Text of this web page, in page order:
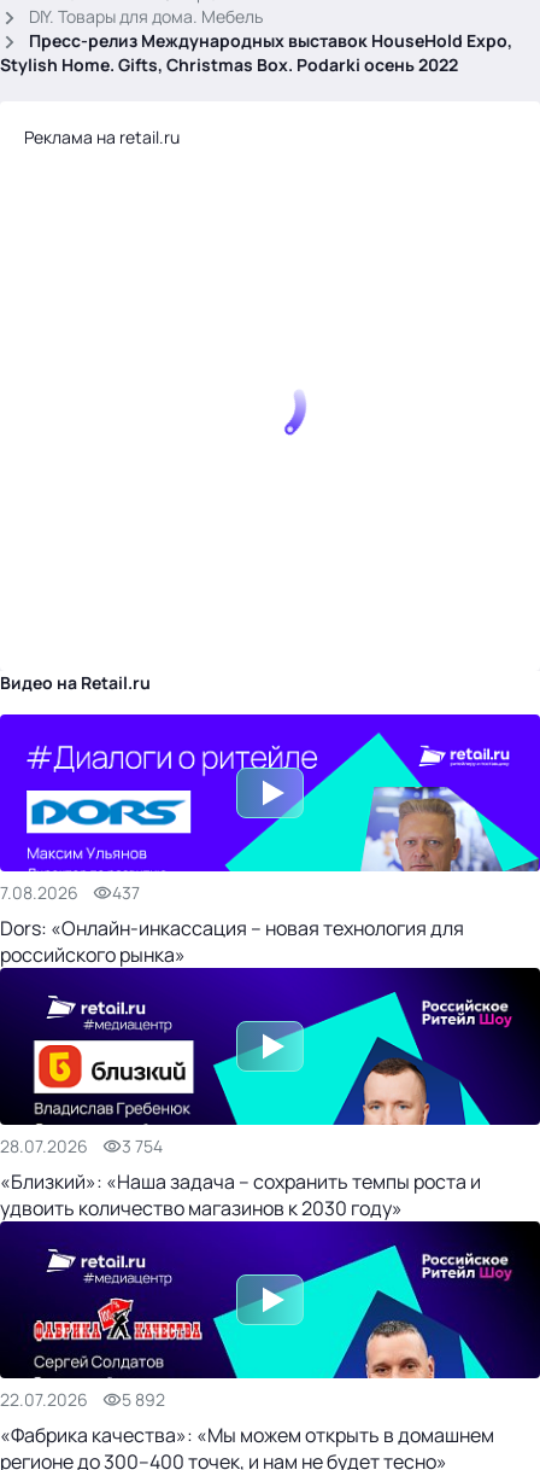
DIY. Товары для дома. Мебель
Пресс-релиз Международных выставок HouseHold Expo,
Stylish Home. Gifts, Christmas Box. Podarki осень 2022
Реклама на retail.ru
Видео на Retail.ru
7.08.2026 437
Dors: «Онлайн-инкассация – новая технология для
российского рынка»
28.07.2026 3 754
«Близкий»: «Наша задача – сохранить темпы роста и
удвоить количество магазинов к 2030 году»
22.07.2026 5 892
«Фабрика качества»: «Мы можем открыть в домашнем
регионе до 300–400 точек, и нам не будет тесно»